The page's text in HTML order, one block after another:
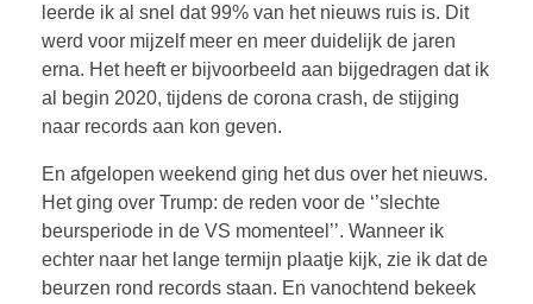
leerde ik al snel dat 99% van het nieuws ruis is. Dit
werd voor mijzelf meer en meer duidelijk de jaren
erna. Het heeft er bijvoorbeeld aan bijgedragen dat ik
al begin 2020, tijdens de corona crash, de stijging
naar records aan kon geven.
En afgelopen weekend ging het dus over het nieuws.
Het ging over Trump: de reden voor de ‘’slechte
beursperiode in de VS momenteel’’. Wanneer ik
echter naar het lange termijn plaatje kijk, zie ik dat de
beurzen rond records staan. En vanochtend bekeek